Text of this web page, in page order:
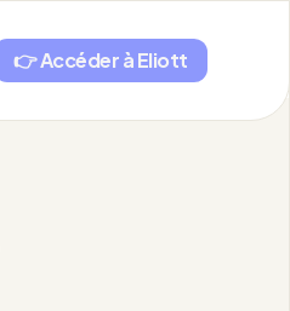
👉 Accéder à Eliott